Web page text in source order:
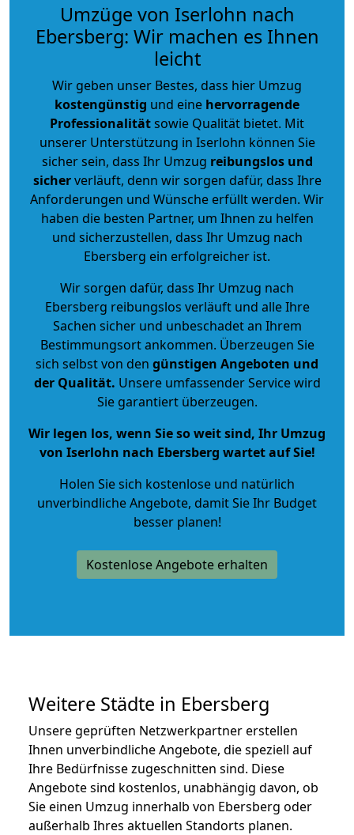
Umzüge von Iserlohn nach
Ebersberg: Wir machen es Ihnen
leicht
Wir geben unser Bestes, dass hier Umzug
kostengünstig und eine hervorragende
Professionalitätsowie Qualität bietet. Mit
unserer Unterstützung in Iserlohn können Sie
sicher sein, dass Ihr Umzug reibungslos und
sicherverläuft, denn wir sorgen dafür, dass Ihre
Anforderungen und Wünsche erfüllt werden. Wir
haben die besten Partner, um Ihnen zu helfen
und sicherzustellen, dass Ihr Umzug nach
Ebersberg ein erfolgreicher ist.
Wir sorgen dafür, dass Ihr Umzug nach
Ebersberg reibungslos verläuft und alle Ihre
Sachen sicher und unbeschadet an Ihrem
Bestimmungsort ankommen. Überzeugen Sie
sich selbst von den günstigen Angeboten und
der Qualität. Unsere umfassender Service wird
Sie garantiert überzeugen.
Wir legen los, wenn Sie so weit sind, Ihr Umzug
von Iserlohn nach Ebersberg wartet auf Sie!
Holen Sie sich kostenlose und natürlich
unverbindliche Angebote, damit Sie Ihr Budget
besser planen!
Kostenlose Angebote erhalten
Weitere Städte in Ebersberg
Unsere geprüften Netzwerkpartner erstellen
Ihnen unverbindliche Angebote, die speziell auf
Ihre Bedürfnisse zugeschnitten sind. Diese
Angebote sind kostenlos, unabhängig davon, ob
Sie einen Umzug innerhalb von Ebersberg oder
außerhalb Ihres aktuellen Standorts planen.